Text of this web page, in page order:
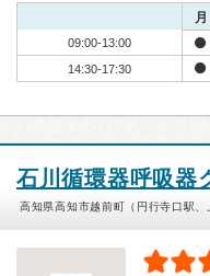
月
09:00-13:00
14:30-17:30
石川循環器呼吸器
高知県高知市越前町（円行寺口駅、